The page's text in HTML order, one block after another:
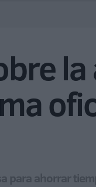
para ahorrar